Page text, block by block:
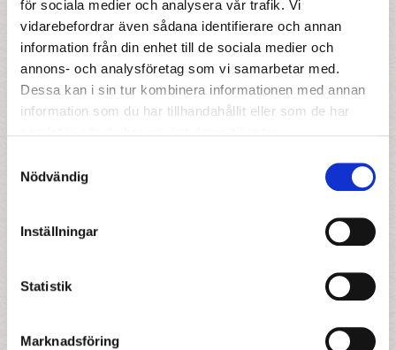
för sociala medier och analysera vår trafik. Vi
vidarebefordrar även sådana identifierare och annan
information från din enhet till de sociala medier och
annons- och analysföretag som vi samarbetar med.
Dessa kan i sin tur kombinera informationen med annan
information som du har tillhandahållit eller som de har
Nödvändig
Inställningar
Statistik
Marknadsföring
Övrigt
När önskas plats (obligatorisk)
Namn på antaget syskon